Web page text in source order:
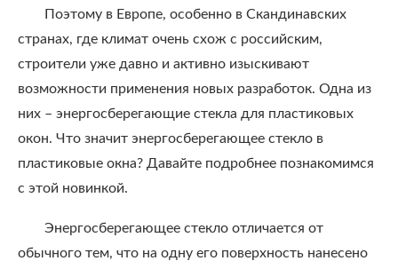
Поэтому в Европе, особенно в Скандинавских
странах, где климат очень схож с российским,
строители уже давно и активно изыскивают
возможности применения новых разработок. Одна из
них – энергосберегающие стекла для пластиковых
окон. Что значит энергосберегающее стекло в
пластиковые окна? Давайте подробнее познакомимся
с этой новинкой.
Энергосберегающее стекло отличается от
обычного тем, что на одну его поверхность нанесено